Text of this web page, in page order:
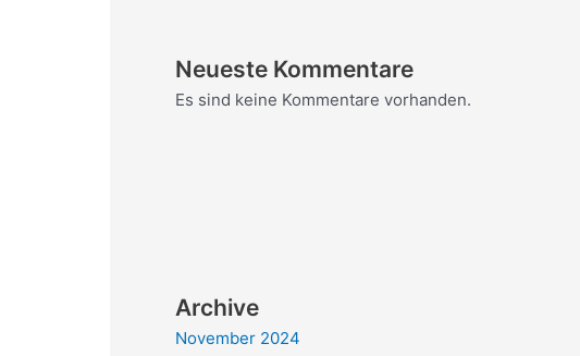
Neueste Kommentare
Es sind keine Kommentare vorhanden.
Archive
November 2024